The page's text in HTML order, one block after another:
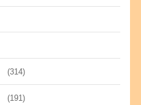
(314)
(191)